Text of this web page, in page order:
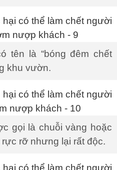
tên là “bóng đêm chết
khu vườn.
gọi là chuỗi vàng hoặc
rỡ nhưng lại rất độc.